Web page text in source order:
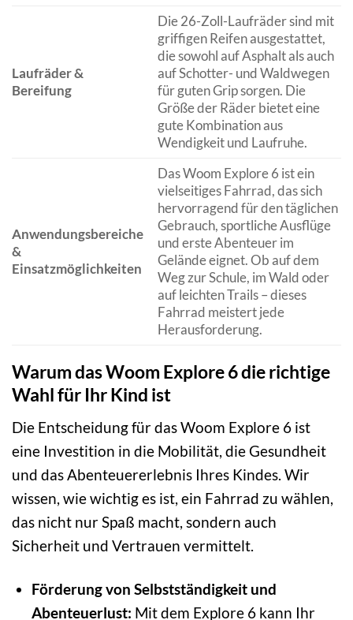
Laufräder &
Bereifung
Die 26-Zoll-Laufräder sind mit
griffigen Reifen ausgestattet,
die sowohl auf Asphalt als auch
auf Schotter- und Waldwegen
für guten Grip sorgen. Die
Größe der Räder bietet eine
gute Kombination aus
Wendigkeit und Laufruhe.
Anwendungsbereiche
&
Einsatzmöglichkeiten
Das Woom Explore 6 ist ein
vielseitiges Fahrrad, das sich
hervorragend für den täglichen
Gebrauch, sportliche Ausflüge
und erste Abenteuer im
Gelände eignet. Ob auf dem
Weg zur Schule, im Wald oder
auf leichten Trails – dieses
Fahrrad meistert jede
Herausforderung.
Warum das Woom Explore 6 die richtige
Wahl für Ihr Kind ist
Die Entscheidung für das Woom Explore 6 ist
eine Investition in die Mobilität, die Gesundheit
und das Abenteuererlebnis Ihres Kindes. Wir
wissen, wie wichtig es ist, ein Fahrrad zu wählen,
das nicht nur Spaß macht, sondern auch
Sicherheit und Vertrauen vermittelt.
Förderung von Selbstständigkeit und
Abenteuerlust: Mit dem Explore 6 kann Ihr